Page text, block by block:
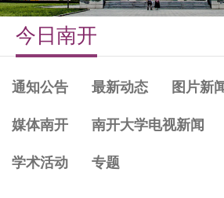
今日南开
通知公告 最新动态 图片新
媒体南开 南开大学电视新闻
学术活动 专题